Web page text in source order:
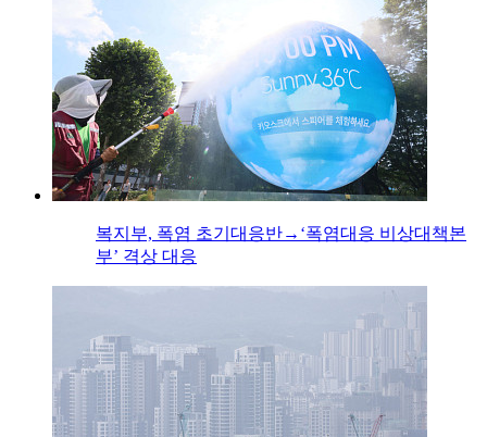
복지부, 폭염 초기대응반→‘폭염대응 비상대책본
부’ 격상 대응